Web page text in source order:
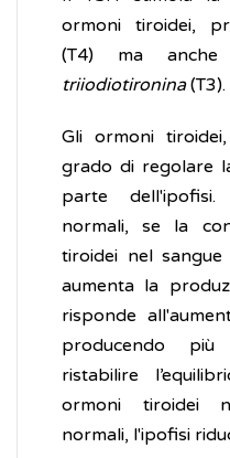
ormoni tiroidei,
(T4) ma
triiodiotironina(T3).
Gli ormoni
grado di regolare
parte
normali, se la
tiroidei nel
aumenta la
risponde
producendo
ristabilire
ormoni tiroidei
normali, l'ipofisi